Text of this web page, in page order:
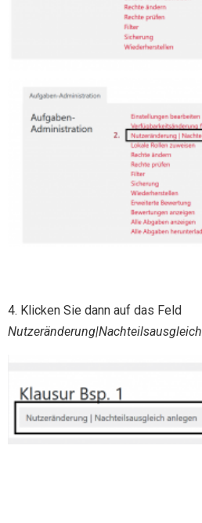
4. Klicken Sie dann auf das Feld
Nutzeränderung|Nachteilsausgleich